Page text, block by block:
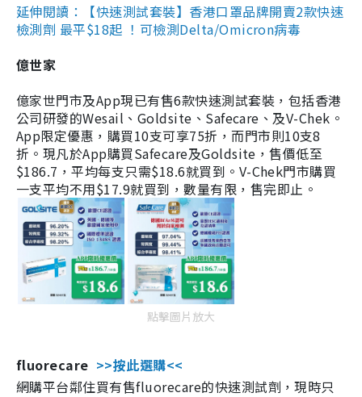
延伸閱讀：【快速測試套裝】香港口罩品牌開賣2款快速
檢測劑 最平$18起 ！可檢測Delta/Omicron病毒
億世家
億家世門市及App現已有售6款快速測試套裝，包括香港
公司研發的Wesail、Goldsite、Safecare、及V-Chek。
App限定優惠，購買10支可享75折，而門市則10支8
折。現凡於App購買Safecare及Goldsite，售價低至
$186.7，平均每支只需$18.6就買到。V-Chek門市購買
一支平均不用$17.9就買到，數量有限，售完即止。
點擊圖片放大
fluorecare >>按此選購<<
網購平台鄰住買有售fluorecare的快速測試劑，現時只